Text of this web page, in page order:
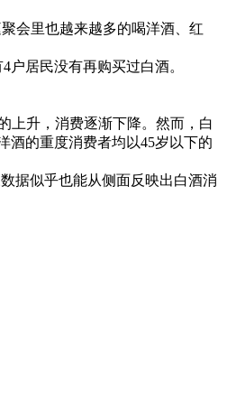
会里也越来越多的喝洋酒、红
居民没有再购买过白酒。
上升，消费逐渐下降。然而，白
酒的重度消费者均以45岁以下的
据似乎也能从侧面反映出白酒消